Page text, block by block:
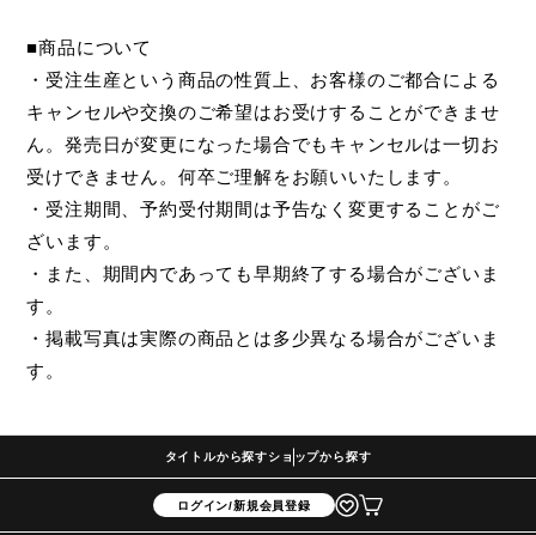
■商品について
・受注生産という商品の性質上、お客様のご都合による
キャンセルや交換のご希望はお受けすることができませ
ん。発売日が変更になった場合でもキャンセルは一切お
受けできません。何卒ご理解をお願いいたします。
・受注期間、予約受付期間は予告なく変更することがご
ざいます。
・また、期間内であっても早期終了する場合がございま
す。
・掲載写真は実際の商品とは多少異なる場合がございま
す。
タイトルから探すショップから探す
ログイン/新規会員登録